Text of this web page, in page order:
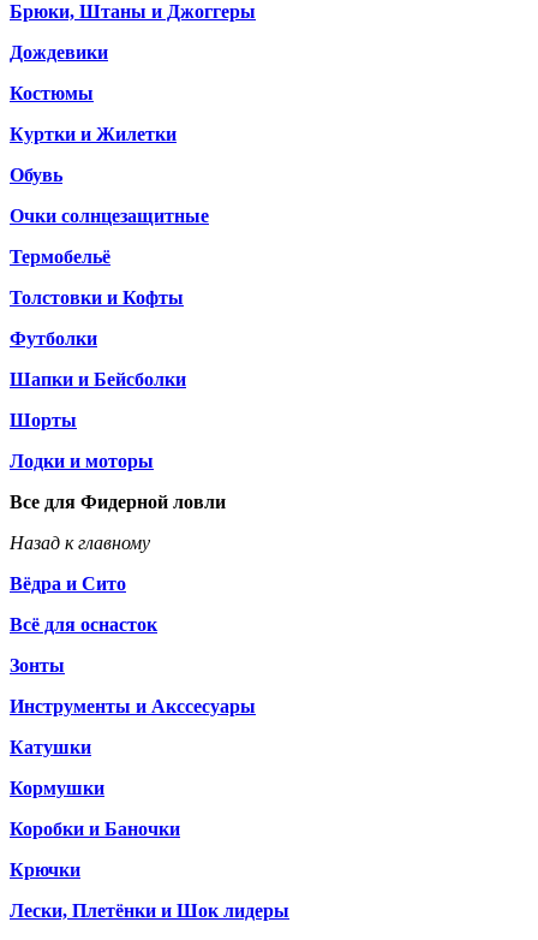
Брюки, Штаны и Джоггеры
Дождевики
Костюмы
Куртки и Жилетки
Обувь
Очки солнцезащитные
Термобельё
Толстовки и Кофты
Футболки
Шапки и Бейсболки
Шорты
Лодки и моторы
Все для Фидерной ловли
Назад к главному
Вёдра и Сито
Всё для оснасток
Зонты
Инструменты и Акссесуары
Катушки
Кормушки
Коробки и Баночки
Крючки
Лески, Плетёнки и Шок лидеры